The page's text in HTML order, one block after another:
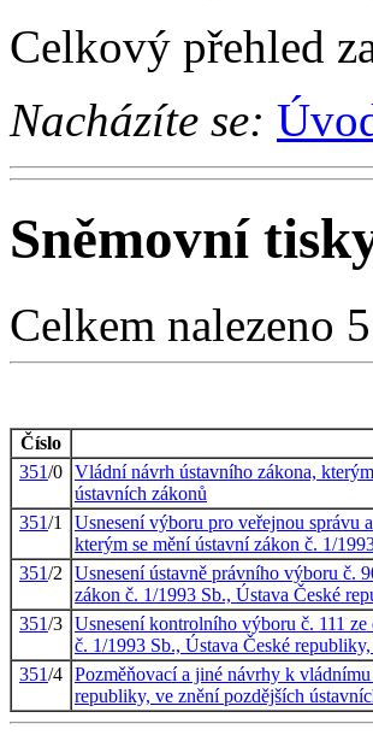
Celkový přehled
Nacházíte se:
Sněmovní
Celkem nalezeno
Číslo
351/0 Vládní návrh ústavního zákona,
ústavních zákonů
351/1
Usnesení výboru pro veřejnou správu
kterým se mění ústavní zákon č. 1/
351/2
Usnesení ústavně právního výboru č.
zákon č. 1/1993 Sb., Ústava České
351/3 Usnesení kontrolního výboru č. 111
č. 1/1993 Sb., Ústava České
351/4 Pozměňovací a jiné návrhy k
republiky, ve znění pozdějších